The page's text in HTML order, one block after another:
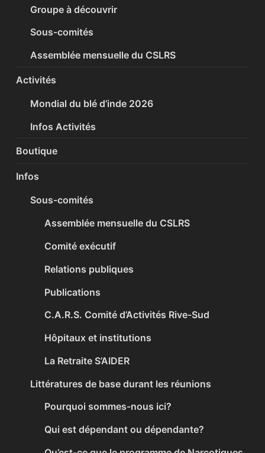
Groupe à découvrir
Sous-comités
Assemblée mensuelle du CSLRS
Activités
Mondial du blé d’inde 2026
Infos Activités
Boutique
Infos
Sous-comités
Assemblée mensuelle du CSLRS
Comité exécutif
Relations publiques
Publications
C.A.R.S. Comité d’Activités Rive-Sud
Hôpitaux et institutions
La Retraite S’AIDER
Littératures de base durant les réunions
Pourquoi sommes-nous ici?
Qui est dépendant ou dépendante?